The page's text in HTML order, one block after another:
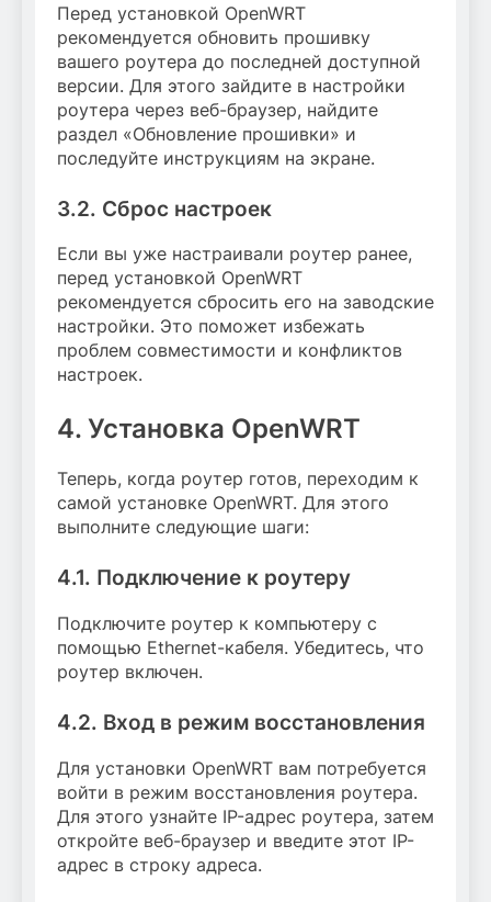
Перед установкой OpenWRT
рекомендуется обновить прошивку
вашего роутера до последней доступной
версии. Для этого зайдите в настройки
роутера через веб-браузер, найдите
раздел «Обновление прошивки» и
последуйте инструкциям на экране.
3.2. Сброс настроек
Если вы уже настраивали роутер ранее,
перед установкой OpenWRT
рекомендуется сбросить его на заводские
настройки. Это поможет избежать
проблем совместимости и конфликтов
настроек.
4. Установка OpenWRT
Теперь, когда роутер готов, переходим к
самой установке OpenWRT. Для этого
выполните следующие шаги:
4.1. Подключение к роутеру
Подключите роутер к компьютеру с
помощью Ethernet-кабеля. Убедитесь, что
роутер включен.
4.2. Вход в режим восстановления
Для установки OpenWRT вам потребуется
войти в режим восстановления роутера.
Для этого узнайте IP-адрес роутера, затем
откройте веб-браузер и введите этот IP-
адрес в строку адреса.